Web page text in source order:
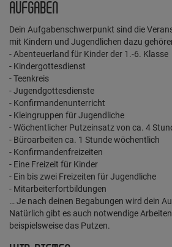
AUFGABEN
Dein Aufgabenschwerpunkt sind die
mit Kindern und Jugendlichen dazu
- Abenteuerland für Kinder der 1.-6. Klasse
- Kindergottesdienst
- Teenkreis
- Jugendgottesdienste
- Konfirmandenunterricht
- Kleingruppen für Jugendliche
- Wöchentlicher Putzeinsatz von ca. 4
- Büroarbeiten ca. 1 Stunde wöchentlich
- Konfirmandenfreizeiten
- Eine Freizeit für Kinder
- Ein bis zwei Freizeiten für Jugendliche
- Mitarbeiterfortbildungen
… Je nach deinen Begabungen wird dein
Natürlich gibt es auch notwendige
beispielsweise das Putzen.